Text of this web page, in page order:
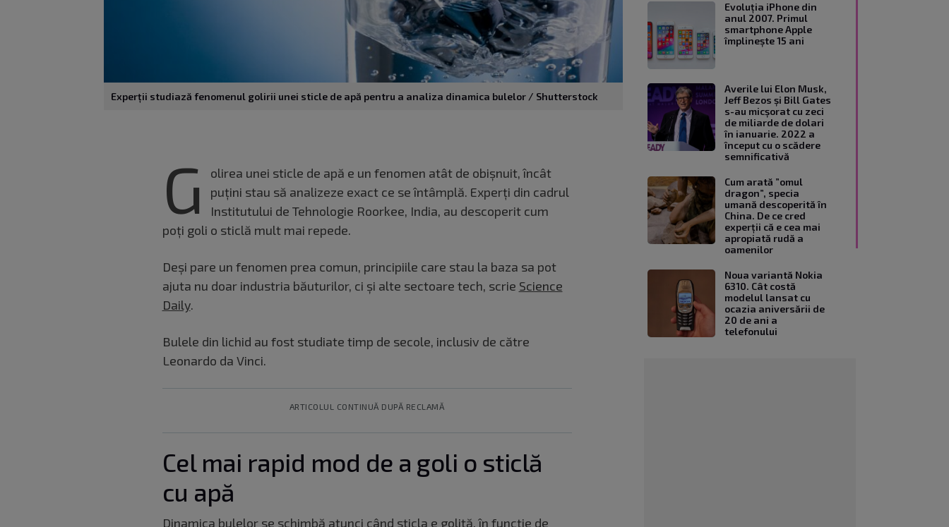
Experții studiază fenomenul golirii unei sticle de apă pentru a analiza dinamica bulelor / Shutterstock
Evoluția iPhone din
anul 2007. Primul
smartphone Apple
împlinește 15 ani
Averile lui Elon Musk,
Jeff Bezos și Bill Gates
s-au micșorat cu zeci
de miliarde de dolari
în ianuarie. 2022 a
început cu o scădere
semnificativă
Cum arată ”omul
dragon”, specia
umană descoperită în
China. De ce cred
experții că e cea mai
apropiată rudă a
oamenilor
Noua variantă Nokia
6310. Cât costă
modelul lansat cu
ocazia aniversării de
20 de ani a
telefonului
G
olirea unei sticle de apă e un fenomen atât de obișnuit, încât
puțini stau să analizeze exact ce se întâmplă. Experți din cadrul
Institutului de Tehnologie Roorkee, India, au descoperit cum
poți goli o sticlă mult mai repede.
Deși pare un fenomen prea comun, principiile care stau la baza sa pot
ajuta nu doar industria băuturilor, ci și alte sectoare tech, scrie Science
Daily.
Bulele din lichid au fost studiate timp de secole, inclusiv de către
Leonardo da Vinci.
ARTICOLUL CONTINUĂ DUPĂ RECLAMĂ
Cel mai rapid mod de a goli o sticlă
cu apă
Dinamica bulelor se schimbă atunci când sticla e golită, în funcție de